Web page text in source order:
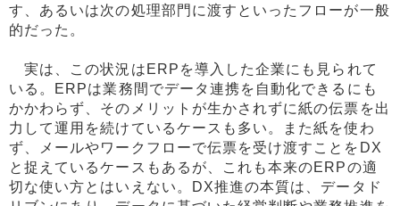
す、あるいは次の処理部門に渡すといったフローが一般
的だった。
実は、この状況はERPを導入した企業にも見られて
いる。ERPは業務間でデータ連携を自動化できるにも
かかわらず、そのメリットが生かされずに紙の伝票を出
力して運用を続けているケースも多い。また紙を使わ
ず、メールやワークフローで伝票を受け渡すことをDX
と捉えているケースもあるが、これも本来のERPの適
切な使い方とはいえない。DX推進の本質は、データド